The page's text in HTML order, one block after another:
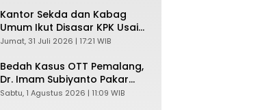
Kantor Sekda dan Kabag
Umum Ikut Disasar KPK Usai
Geledah Kantor Bupati
Jumat, 31 Juli 2026 | 17:21 WIB
Bedah Kasus OTT Pemalang,
Dr. Imam Subiyanto Pakar
Hukum Ungkap Teori
Sabtu, 1 Agustus 2026 | 11:09 WIB